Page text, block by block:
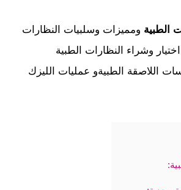
الطبية ومميزات وسلبيات النظارات
وشراء النظارات الطبية
اللاصقة الطبيةو عمليات الليزك